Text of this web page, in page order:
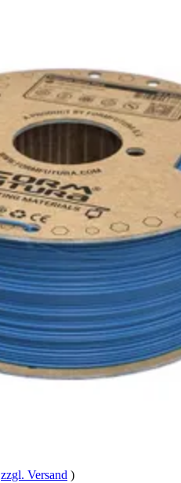
zzgl. Versand )